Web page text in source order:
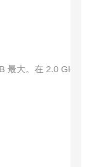
最大。在 2.0 GHZ